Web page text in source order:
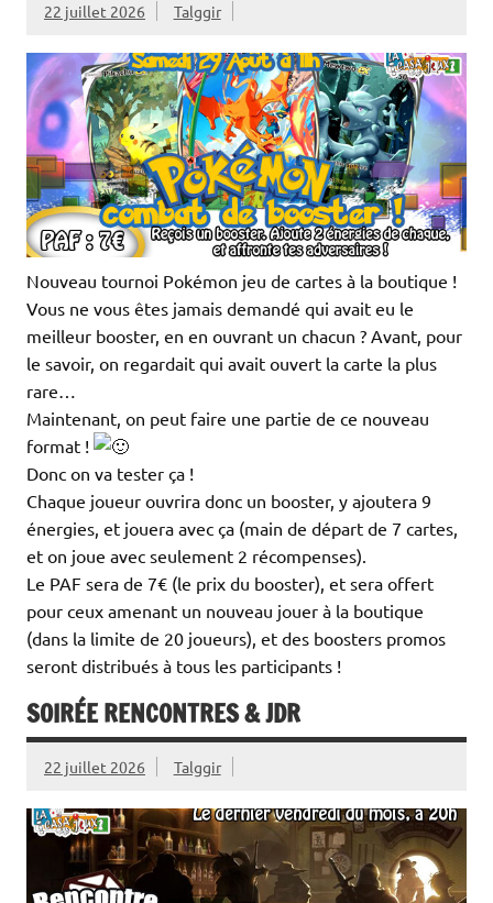
22 juillet 2026 Talggir
Nouveau tournoi Pokémon jeu de cartes à la boutique !
Vous ne vous êtes jamais demandé qui avait eu le
meilleur booster, en en ouvrant un chacun ? Avant, pour
le savoir, on regardait qui avait ouvert la carte la plus
rare…
Maintenant, on peut faire une partie de ce nouveau
format !
Donc on va tester ça !
Chaque joueur ouvrira donc un booster, y ajoutera 9
énergies, et jouera avec ça (main de départ de 7 cartes,
et on joue avec seulement 2 récompenses).
Le PAF sera de 7€ (le prix du booster), et sera offert
pour ceux amenant un nouveau jouer à la boutique
(dans la limite de 20 joueurs), et des boosters promos
seront distribués à tous les participants !
SOIRÉE RENCONTRES & JDR
22 juillet 2026 Talggir